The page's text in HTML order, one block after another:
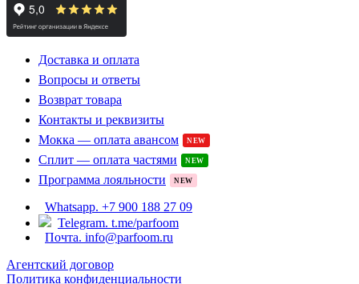
Доставка и оплата
Вопросы и ответы
Возврат товара
Контакты и реквизиты
Мокка — оплата авансом
NEW
Сплит — оплата частями NEW
Программа лояльности NEW
Whatsapp. +7 900 188 27 09
Telegram. t.me/parfoom
Почта. info@parfoom.ru
Агентский договор
Политика конфиденциальности